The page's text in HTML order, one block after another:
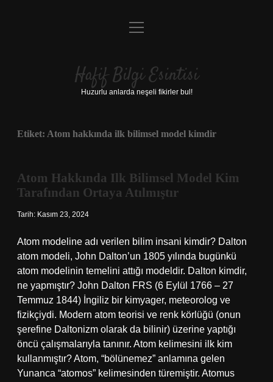
Anasayfa
Yasal Uyarı
menüyü
Hafif Bilgi Esintisi
Huzurlu anlarda neşeli fikirler bul!
Etiket: Atom hakkında ilk bilimsel model kimdir
Atom Hakkında Ilk Bilimsel Model Kim
Tarafından Ortaya Atılmıştır
Tarih: Kasım 23, 2024
Atom modeline adı verilen bilim insani kimdir? Dalton
atom modeli, John Dalton’un 1805 yılında bugünkü
atom modelinin temelini attığı modeldir. Dalton kimdir,
ne yapmıştır? John Dalton FRS (6 Eylül 1766 – 27
Temmuz 1844) İngiliz bir kimyager, meteorolog ve
fizikçiydi. Modern atom teorisi ve renk körlüğü (onun
şerefine Daltonizm olarak da bilinir) üzerine yaptığı
öncü çalışmalarıyla tanınır. Atom kelimesini ilk kim
kullanmıştır? Atom, “bölünemez” anlamına gelen
Yunanca “atomos” kelimesinden türemiştir. Atomus